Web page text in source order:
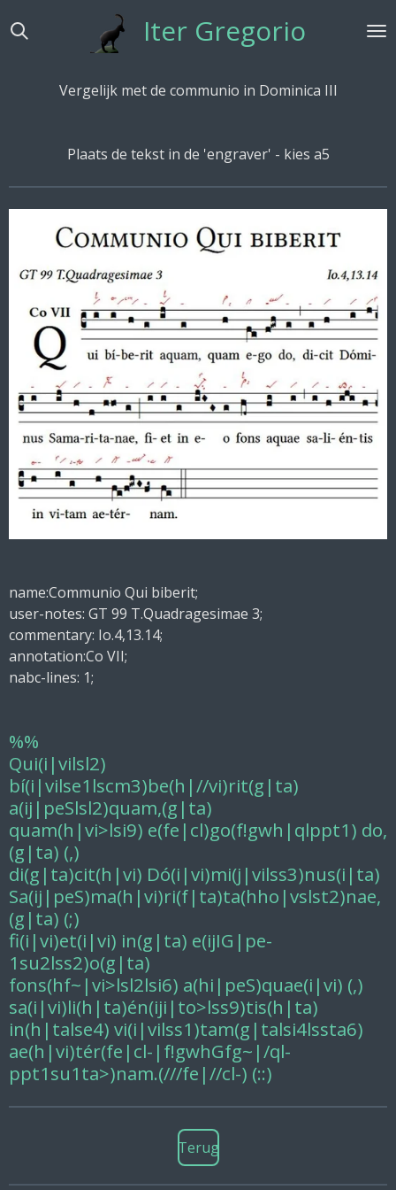
direct
hoofdinhoud
Iter Gregorio
Vergelijk met de communio in Dominica III
Plaats de tekst in de 'engraver' - kies a5
name:Communio Qui biberit;
user-notes: GT 99 T.Quadragesimae 3;
commentary: Io.4,13.14;
annotation:Co VII;
nabc-lines: 1;
%%
Qui(i|vilsl2)
bí(i|vilse1lscm3)be(h|//vi)rit(g|ta)
a(ij|peSlsl2)quam,(g|ta)
quam(h|vi>lsi9) e(fe|cl)go(f!gwh|qlppt1) do,
(g|ta) (,)
di(g|ta)cit(h|vi) Dó(i|vi)mi(j|vilss3)nus(i|ta)
Sa(ij|peS)ma(h|vi)ri(f|ta)ta(hho|vslst2)nae,
(g|ta) (;)
fi(i|vi)et(i|vi) in(g|ta) e(ijIG|pe-
1su2lss2)o(g|ta)
fons(hf~|vi>lsl2lsi6) a(hi|peS)quae(i|vi) (,)
sa(i|vi)li(h|ta)én(iji|to>lss9)tis(h|ta)
in(h|talse4) vi(i|vilss1)tam(g|talsi4lssta6)
ae(h|vi)tér(fe|cl-|f!gwhGfg~|/ql-
ppt1su1ta>)nam.(///fe|//cl-) (::)
Terug